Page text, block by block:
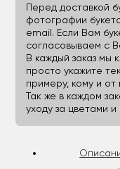
Перед доставкой
фотографии
email. Если Вам
согласовываем с
В каждый заказ мы
просто укажите
примеру, кому и от
Так же в каждом
уходу за цветами